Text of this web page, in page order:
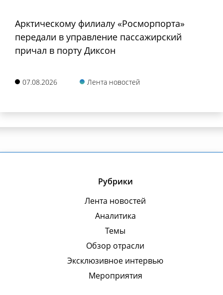
Арктическому филиалу «Росморпорта»
передали в управление пассажирский
причал в порту Диксон
07.08.2026 Лента новостей
Рубрики
Лента новостей
Аналитика
Темы
Обзор отрасли
Эксклюзивное интервью
Мероприятия